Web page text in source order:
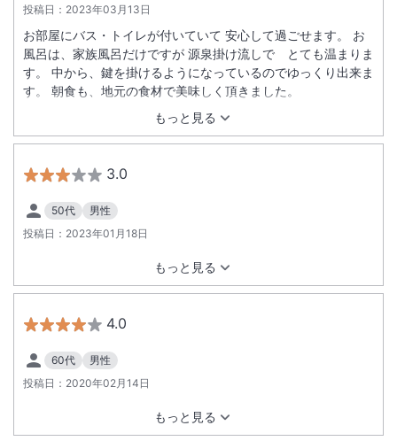
投稿日： 2023年03月13日
もっと見る
お部屋にバス・トイレが付いていて 安心して過ごせます。 お
風呂は、家族風呂だけですが 源泉掛け流しで とても温まりま
す。 中から、鍵を掛けるようになっているのでゆっくり出来ま
す。 朝食も、地元の食材で美味しく頂きました。
3.0
50代
男性
投稿日： 2023年01月18日
もっと見る
4.0
60代
男性
投稿日： 2020年02月14日
もっと見る